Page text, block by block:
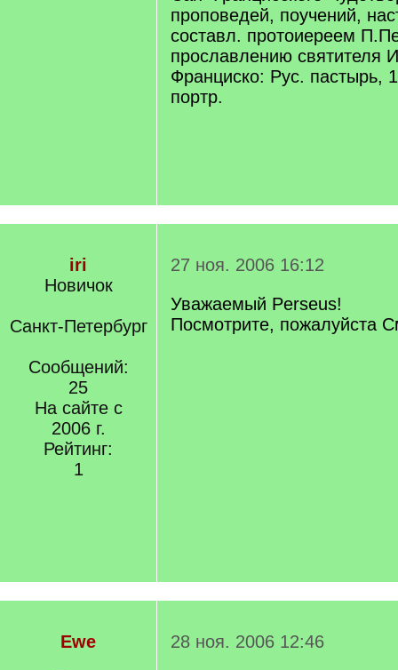
проповедей, поучений,
составл. протоиереем
прославлению святителя
Франциско: Рус. пастырь,
портр.
iri
Новичок
Санкт-Петербург
Сообщений:
25
На сайте с
2006 г.
Рейтинг:
1
27 ноя. 2006 16:12
Уважаемый Perseus!
Посмотрите, пожалуйста
Ewe
28 ноя. 2006 12:46